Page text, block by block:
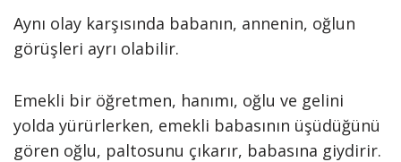
Aynı olay karşısında babanın, annenin, oğlun
görüşleri ayrı olabilir.
Emekli bir öğretmen, hanımı, oğlu ve gelini
yolda yürürlerken, emekli babasının üşüdüğünü
gören oğlu, paltosunu çıkarır, babasına giydirir.